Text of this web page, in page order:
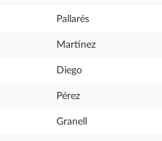
Pallarés
Martínez
Diego
Pérez
Granell